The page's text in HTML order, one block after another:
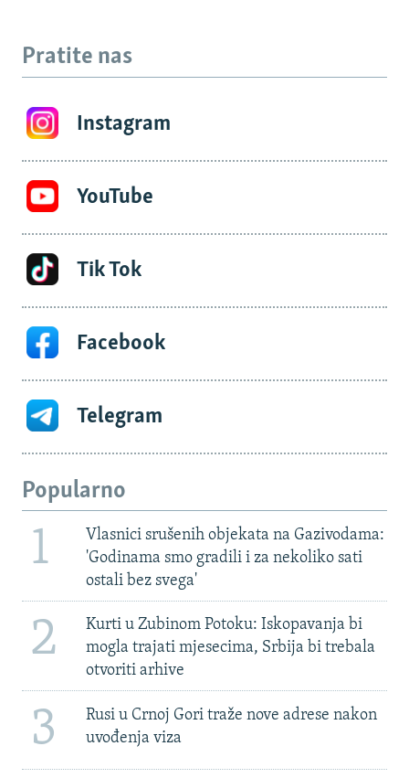
Pratite nas
Instagram
YouTube
Tik Tok
Facebook
Telegram
Popularno
1
Vlasnici srušenih objekata na Gazivodama:
'Godinama smo gradili i za nekoliko sati
ostali bez svega'
2
Kurti u Zubinom Potoku: Iskopavanja bi
mogla trajati mjesecima, Srbija bi trebala
otvoriti arhive
3
Rusi u Crnoj Gori traže nove adrese nakon
uvođenja viza